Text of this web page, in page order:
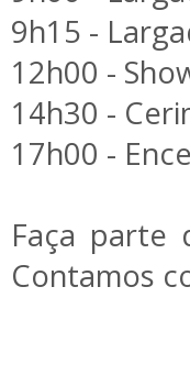
9h15 -
12h00 -
14h30 -
17h00 -
Faça parte
Contamos